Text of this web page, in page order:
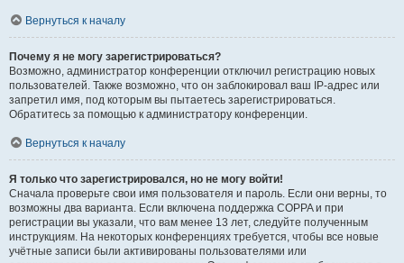
Вернуться к началу
Почему я не могу зарегистрироваться?
Возможно, администратор конференции отключил регистрацию новых
пользователей. Также возможно, что он заблокировал ваш IP-адрес или
запретил имя, под которым вы пытаетесь зарегистрироваться.
Обратитесь за помощью к администратору конференции.
Вернуться к началу
Я только что зарегистрировался, но не могу войти!
Сначала проверьте свои имя пользователя и пароль. Если они верны, то
возможны два варианта. Если включена поддержка COPPA и при
регистрации вы указали, что вам менее 13 лет, следуйте полученным
инструкциям. На некоторых конференциях требуется, чтобы все новые
учётные записи были активированы пользователями или